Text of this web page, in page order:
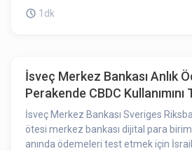
1dk
İsveç Merkez Bankası Anlık
Perakende CBDC
İsveç Merkez Bankası Sveriges
ötesi merkez bankası dijital para birimi
anında ödemeleri test etmek için